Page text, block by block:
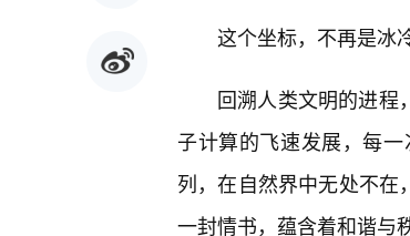
这个坐标，不再是冰
回溯人类文明的进程
子计算的飞速发展，每
列，在自然界中无处不在
一封情书，蕴含着和谐与